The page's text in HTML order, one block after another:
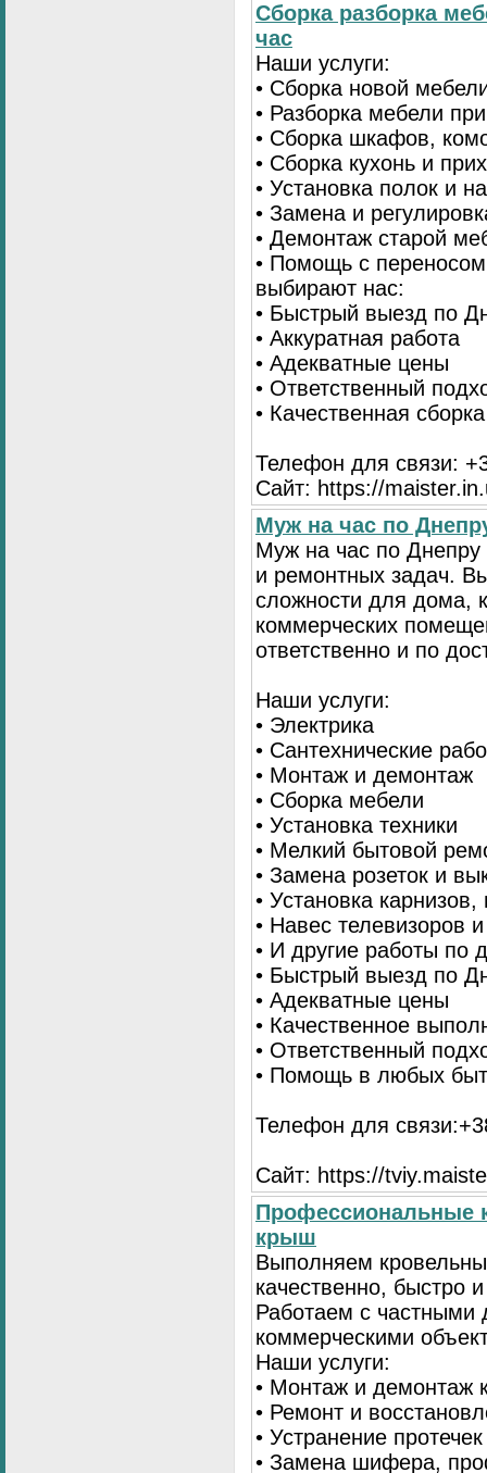
Сборка разборка
час
Наши услуги:
• Сборка новой
• Разборка мебели
• Сборка шкафов,
• Сборка кухонь и
• Установка полок и
• Замена и
• Демонтаж старой
• Помощь с
выбирают нас:
• Быстрый выезд по
• Аккуратная работа
• Адекватные цены
• Ответственный
• Качественная
Телефон для связи:
Сайт: https://
Муж на час по
Муж на час по
и ремонтных задач.
сложности для дома,
коммерческих
ответственно и по
Наши услуги:
• Электрика
• Сантехнические
• Монтаж и демонтаж
• Сборка мебели
• Установка техники
• Мелкий бытовой
• Замена розеток и
• Установка
• Навес телевизоров
• И другие работы по
• Быстрый выезд по
• Адекватные цены
• Качественное
• Ответственный
• Помощь в любых
Телефон для
Сайт: https://
Профессиональные
крыш
Выполняем
качественно, быстро
Работаем с
коммерческими
Наши услуги:
• Монтаж и демонтаж
• Ремонт и
• Устранение протечек
• Замена шифера,